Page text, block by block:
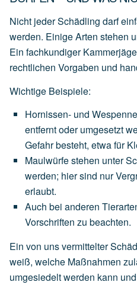
Nicht jeder Schädling darf
werden. Einige Arten stehen
Ein fachkundiger
rechtlichen Vorgaben und
Wichtige Beispiele:
Hornissen- und
entferntoder umgesetzt
Gefahrbesteht, etwafür
Maulwürfestehen unter
werden; hiersind nur
erlaubt.
Auch bei anderen
Vorschriften zu beachten.
Ein von uns vermittelter
weiß, welche Maßnahmen
umgesiedelt werden kann